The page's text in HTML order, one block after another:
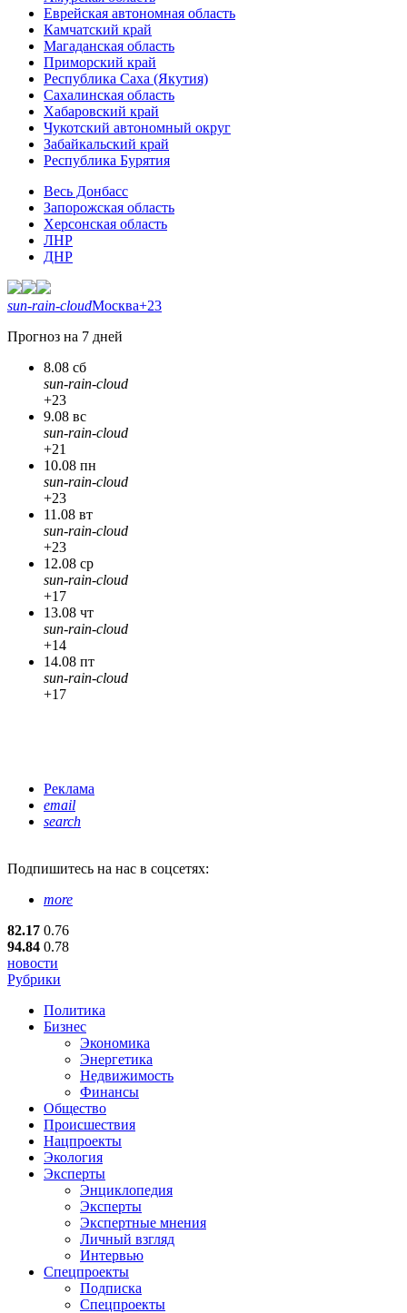
Еврейская автономная область
Камчатский край
Магаданская область
Приморский край
Республика Саха (Якутия)
Сахалинская область
Хабаровский край
Чукотский автономный округ
Забайкальский край
Республика Бурятия
Весь Донбасс
Запорожская область
Херсонская область
ЛНР
ДНР
sun-rain-cloudМосква+23
Прогноз на 7 дней
8.08 сб
sun-rain-cloud
+23
9.08 вс
sun-rain-cloud
+21
10.08 пн
sun-rain-cloud
+23
11.08 вт
sun-rain-cloud
+23
12.08 ср
sun-rain-cloud
+17
13.08 чт
sun-rain-cloud
+14
14.08 пт
sun-rain-cloud
+17
Реклама
email
search
Подпишитесь на нас в соцсетях:
more
82.17 0.76
94.84 0.78
новости
Рубрики
Политика
Бизнес
Экономика
Энергетика
Недвижимость
Финансы
Общество
Происшествия
Нацпроекты
Экология
Эксперты
Энциклопедия
Эксперты
Экспертные мнения
Личный взгляд
Интервью
Спецпроекты
Подписка
Спецпроекты